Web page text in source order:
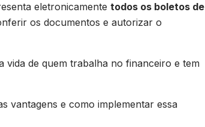
eletronicamente todos os boletos de
os documentos e autorizar o
vida de quem trabalha no financeiro e tem
vantagens e como implementar essa